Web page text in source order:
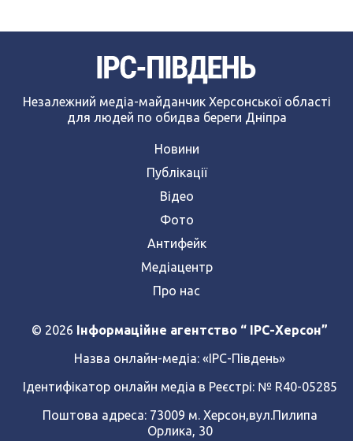
Незалежний медіа-майданчик Херсонської області
для людей по обидва береги Дніпра
Новини
Публікації
Відео
Фото
Антифейк
Медіацентр
Про нас
© 2026 Інформаційне агентство “ IPC-Херсон”
Назва онлайн-медіа: «ІРС-Південь»
Ідентифікатор онлайн медіа в Реєстрі: № R40-05285
Поштова адреса: 73009 м. Херсон,вул.Пилипа
Орлика, 30